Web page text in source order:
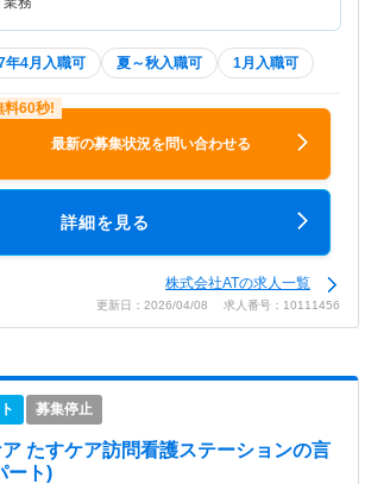
年4月入職可 夏～秋入職可 1月入職可
最新の募集状況を問い合わせる
詳細を見る
株式会社ATの求人一覧
更新日：2026/04/08 求人番号：10111456
募集停止
たすケア訪問看護ステーションの言
ート)